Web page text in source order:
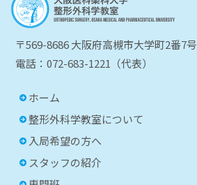
〒569-8686 大阪府高槻市大学町2番7号
電話：072-683-1221（代表）
ホーム
整形外科学教室について
入局希望の方へ
スタッフの紹介